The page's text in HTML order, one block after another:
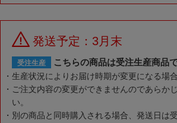
発送予定：3月末
受注生産 こちらの商品は受注生産商品で
生産状況によりお届け時期が変更になる場
ご注文内容の変更ができませんのであらか
い。
別の商品と同時購入される場合、発送日は